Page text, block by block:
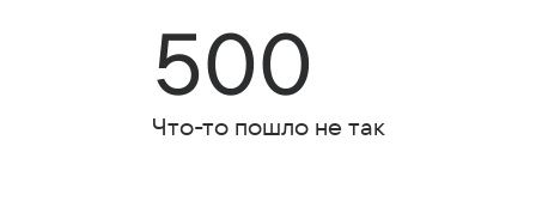
500
Что-то пошло не так